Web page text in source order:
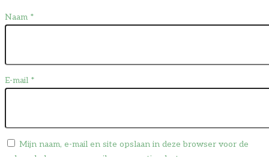
Naam *
E-mail *
Mijn naam, e-mail en site opslaan in deze browser voor de